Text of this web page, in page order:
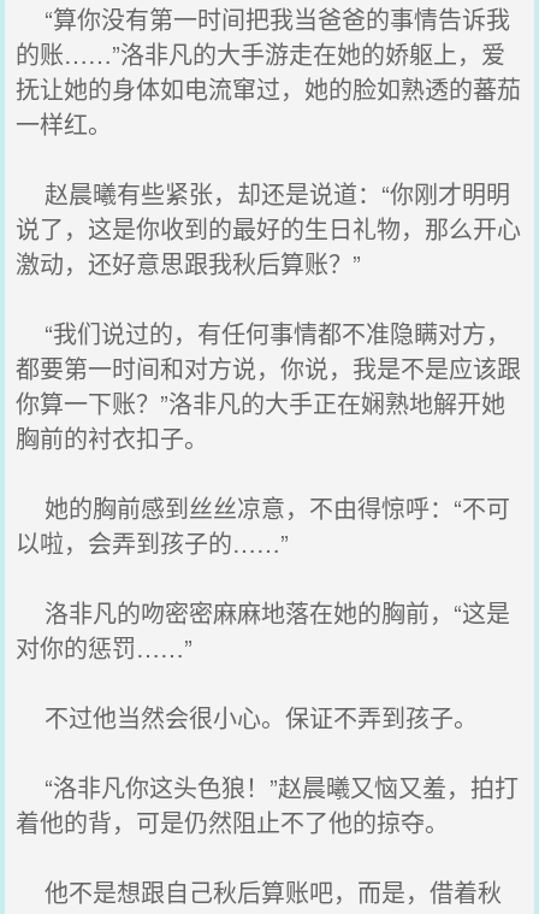
“算你没有第一时间把我当爸爸的事情告诉我
的账……”洛非凡的大手游走在她的娇躯上，爱
抚让她的身体如电流窜过，她的脸如熟透的蕃茄
一样红。
赵晨曦有些紧张，却还是说道：“你刚才明明
说了，这是你收到的最好的生日礼物，那么开心
激动，还好意思跟我秋后算账？”
“我们说过的，有任何事情都不准隐瞒对方，
都要第一时间和对方说，你说，我是不是应该跟
你算一下账？”洛非凡的大手正在娴熟地解开她
胸前的衬衣扣子。
她的胸前感到丝丝凉意，不由得惊呼：“不可
以啦，会弄到孩子的……”
洛非凡的吻密密麻麻地落在她的胸前，“这是
对你的惩罚……”
不过他当然会很小心。保证不弄到孩子。
“洛非凡你这头色狼！”赵晨曦又恼又羞，拍打
着他的背，可是仍然阻止不了他的掠夺。
他不是想跟自己秋后算账吧，而是，借着秋